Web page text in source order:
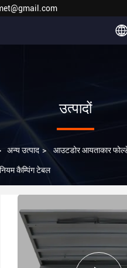
उत्पादों
अन्य उत्पाद > आउटडोर आयताकार
कैम्पिंग टेबल